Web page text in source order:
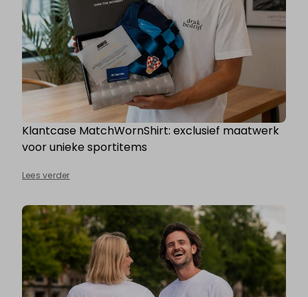
Klantcase MatchWornShirt: exclusief maatwerk
voor unieke sportitems
Lees verder